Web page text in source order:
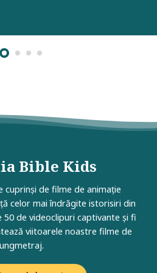
Bible Kids
cuprinși de filme de animație
celor mai îndrăgite istorisiri din
50 de videoclipuri captivante și fi
viitoarele noastre filme de